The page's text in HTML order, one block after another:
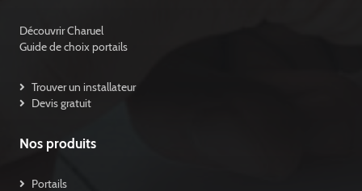
Découvrir Charuel
Guide de choix portails
Trouver un installateur
Devis gratuit
Nos produits
Portails